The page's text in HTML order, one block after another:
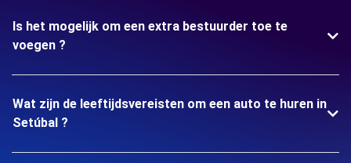
Is het mogelijk om een extra bestuurder toe te
voegen ?
Wat zijn de leeftijdsvereisten om een auto te huren in
Setúbal ?